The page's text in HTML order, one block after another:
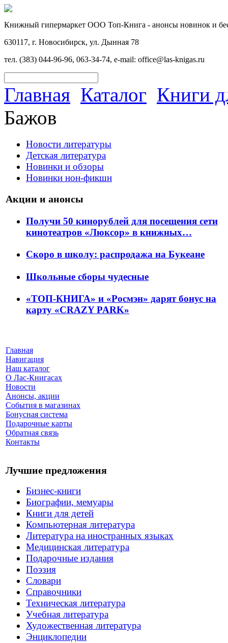
Книжный гипермаркет ООО Топ-Книга - анонсы новинок и
630117, г. Новосибирск, ул. Дынная 78
тел. (383) 044-96-96, 063-34-74, e-mail: office@las-knigas.ru
Главная Каталог Книги
Бажов
Новости литературы
Детская литература
Новинки и обзоры
Новинки нон-фикшн
Акции и анонсы
Получи 50 кинорублей для посещения сети
кинотеатров «Люксор» в книжных…
Скоро в школу: распродажа на Букеане
Школьные сборы чудесные
«ТОП-КНИГА» и «Росмэн» дарят бонус на
карту «CRAZY PARK»
Главная
Навигация
Наш каталог
О Лас-Книгасах
Новости
Анонсы, акции
События в магазинах
Бонусная система
Подарочные карты
Обратная связь
Контакты
Лучшие предложения
Бизнес-книги
Биографии, мемуары
Книги для детей
Компьютерная литература
Литература на иностранных языках
Медицинская литература
Подарочные издания
Поэзия
Словари
Справочники
Техническая литература
Учебная литература
Художественная литература
Энциклопедии